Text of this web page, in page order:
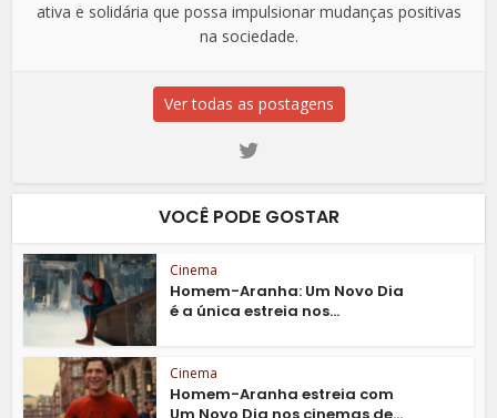
ativa e solidária que possa impulsionar mudanças positivas
na sociedade.
Ver todas as postagens
VOCÊ PODE GOSTAR
Cinema
Homem-Aranha: Um Novo Dia
é a única estreia nos...
Cinema
Homem-Aranha estreia com